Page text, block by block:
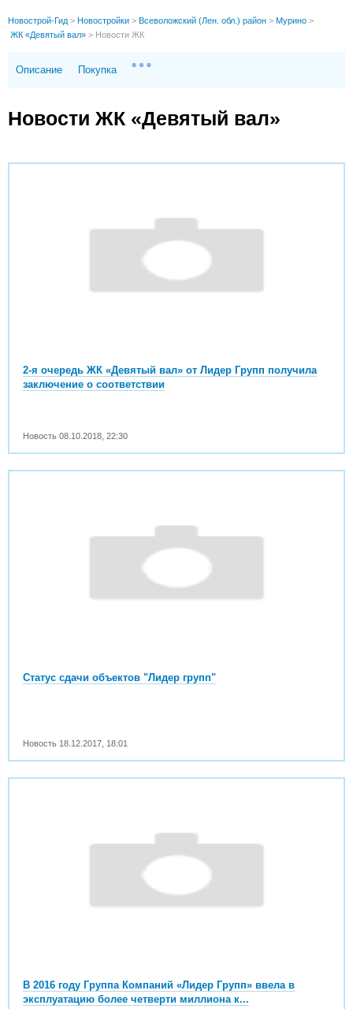
Новострой-Гид > Новостройки > Всеволожский (Лен. обл.) район > Мурино >
ЖК «Девятый вал» > Новости ЖК
Описание Покупка
Новости ЖК «Девятый вал»
2-я очередь ЖК «Девятый вал» от Лидер Групп получила
заключение о соответствии
Новость08.10.2018 ,22:30
Статус сдачи объектов "Лидер групп"
Новость 18.12.2017 18:01
В 2016 году Группа Компаний «Лидер Групп» ввела в
эксплуатацию более четверти миллиона к...